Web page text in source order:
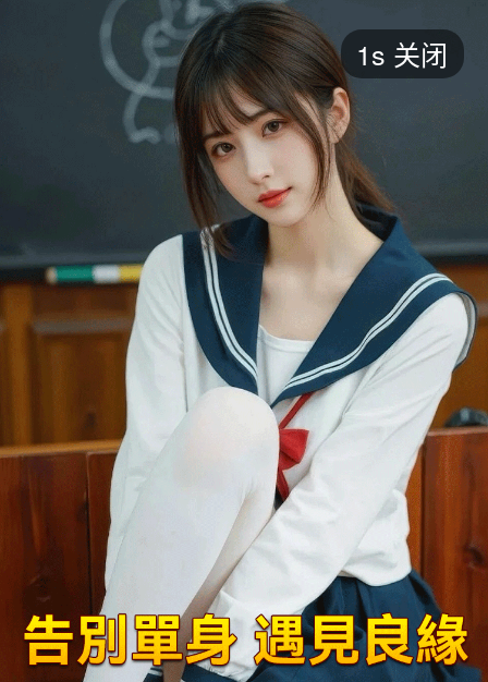
短剧
最热 添加 评分
都市 甜宠 逆袭 玄幻
2025 2024 2023 2022
全部 大陆 香港 台湾 美国 韩国 日本
1s 关闭